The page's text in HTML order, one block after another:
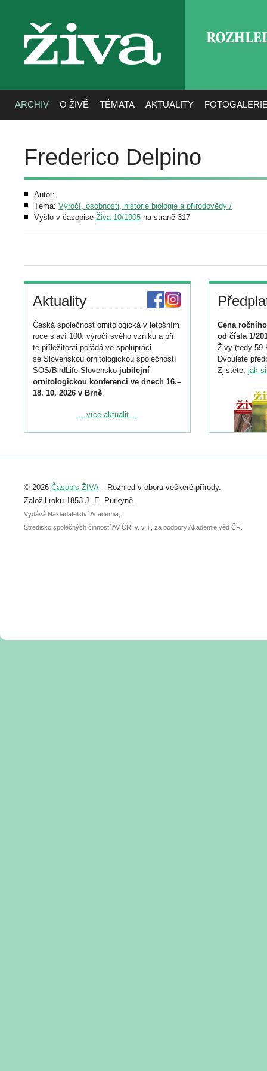
živa
ARCHIV O ŽIVĚ TÉMATA AKTUALITY
Frederico Delpino
Autor:
Téma: Výročí, osobnosti, historie biologie a přírodovědy /
Vyšlo v časopise Živa 10/1905 na straně 317
Aktuality
Česká společnost ornitologická v letošním
roce slaví 100. výročí svého vzniku a při
té příležitosti pořádá ve spolupráci
se Slovenskou ornitologickou společností
SOS/BirdLife Slovensko jubilejní
ornitologickou konferenci ve dnech 16.–
18. 10. 2026 v Brně.
Podrobnější informace ke konferenci
Registrovat se můžete do 6. září.
abstraktu přihlášené přednášky nebo
posteru je už 30. června.
... více aktualit ...
Cena
od čísla 1/
Živy (tedy 59
Dvouleté
Zjistěte, jak
© 2026 Časopis ŽIVA– Rozhled v oboru veškeré přírody.
Založil roku 1853 J. E. Purkyně.
Vydává Nakladatelství Academia,
Středisko společných činností AV ČR, v. v. i., za podpory Akademie věd ČR.